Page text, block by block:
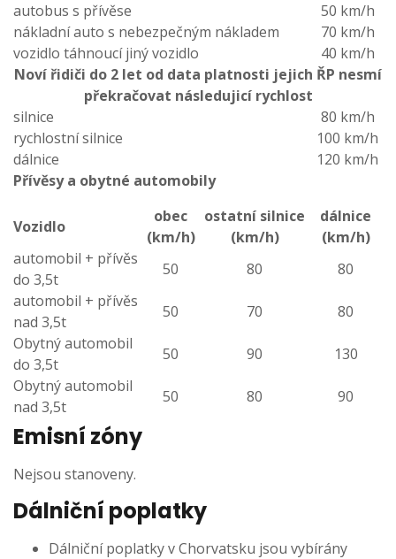
autobus s přívěse
50 km/h
nákladní auto s nebezpečným nákladem
70 km/h
vozidlo táhnoucí jiný vozidlo
40 km/h
Noví řidiči do 2 let od data platnosti jejich ŘP nesmí
překračovat následujicí rychlost
silnice
80 km/h
rychlostní silnice
100 km/h
dálnice
120 km/h
Přívěsy a obytné automobily
Vozidlo
obec
(km/h)
ostatní silnice
(km/h)
dálnice
(km/h)
automobil + přívěs
do 3,5t
50 80
80
automobil + přívěs
nad 3,5t
50 70
80
Obytný automobil
do 3,5t
50 90
130
Obytný automobil
nad 3,5t
50 80 90
Emisní zóny
Nejsou stanoveny.
Dálniční poplatky
Dálniční poplatky v Chorvatsku jsou vybírány